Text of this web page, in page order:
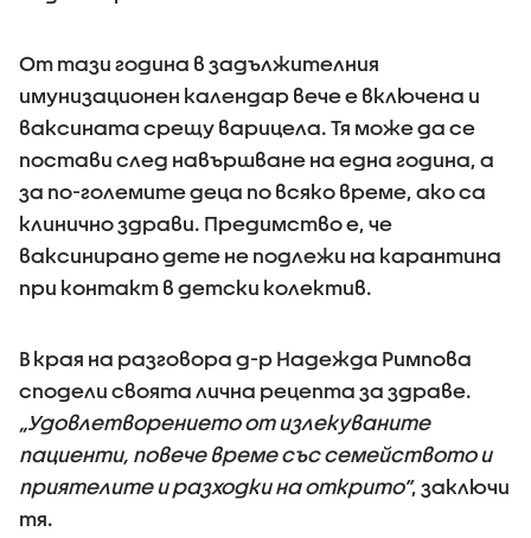
От тази година в задължителния
имунизационен календар вече е включена и
ваксината срещу варицела. Тя може да се
постави след навършване на една година, а
за по-големите деца по всяко време, ако са
клинично здрави. Предимство е, че
ваксинирано дете не подлежи на карантина
при контакт в детски колектив.
В края на разговора д-р Надежда Римпова
сподели своята лична рецепта за здраве.
„Удовлетворението от излекуваните
пациенти, повече време със семейството и
приятелите и разходки на открито”, заключи
тя.